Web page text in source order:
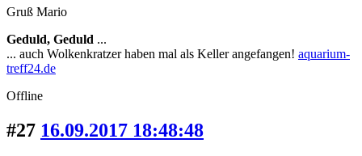
Gruß Mario
Geduld, Geduld ...
... auch Wolkenkratzer haben mal als Keller angefangen! aquarium-
treff24.de
Offline
#27 16.09.2017 18:48:48